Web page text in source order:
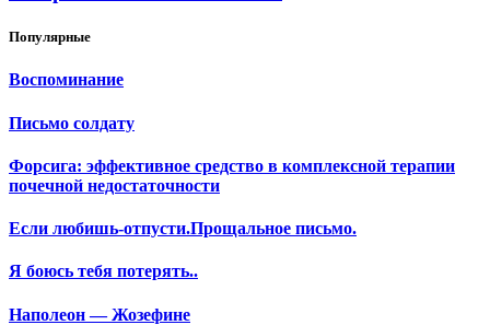
Популярные
Воспоминание
Письмо солдату
Форсига: эффективное средство в комплексной терапии
почечной недостаточности
Если любишь-отпусти.Прощальное письмо.
Я боюсь тебя потерять..
Наполеон — Жозефине